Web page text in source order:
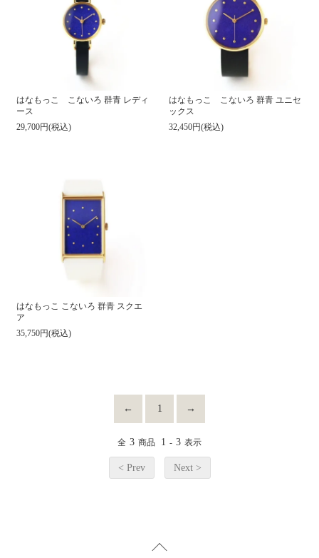
はなもっこ こないろ 群青 レディ
ース
29,700円(税込)
はなもっこ こないろ 群青 ユニセ
ックス
32,450円(税込)
はなもっこ こないろ 群青 スクエ
ア
35,750円(税込)
← 1 →
全 3 商品 1 - 3 表示
< Prev Next >